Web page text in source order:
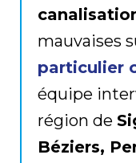
mauvaises
particulier
équipe
région de
Béziers,